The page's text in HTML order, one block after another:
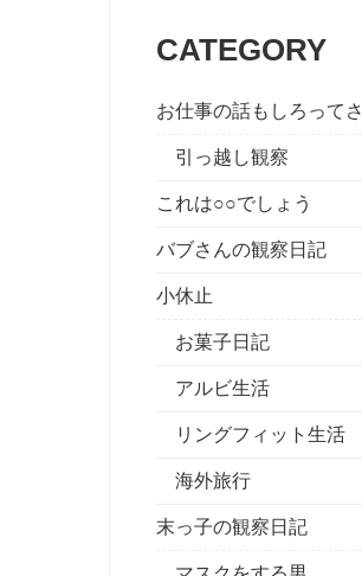
CATEGORY
お仕事の話もしろってさ
引っ越し観察
これは○○でしょう
バブさんの観察日記
小休止
お菓子日記
アルビ生活
リングフィット生活
海外旅行
末っ子の観察日記